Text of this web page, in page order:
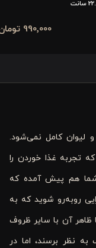
990٬000 تومان
لیوان کامل نمی‌شود.
تجربه غذا خوردن را
شما هم پیش آمده که
روبه‌رو شوید که به
آن با سایر ظروف
نظر برسند، اما در